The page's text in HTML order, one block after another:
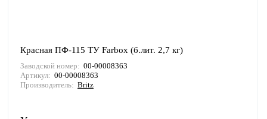
Красная ПФ-115 ТУ Farbox (б.лит. 2,7 кг)
Заводской номер: 00-00008363
Артикул: 00-00008363
Производитель: Britz